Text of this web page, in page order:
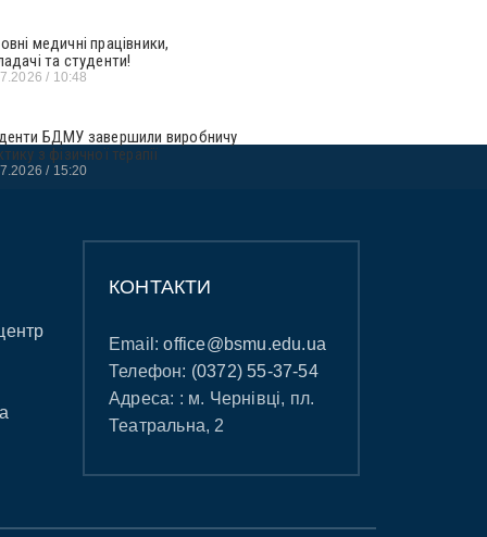
медичні працівники,
та студенти!
10:48
БДМУ завершили виробничу
з фізичної терапії
15:20
КОНТАКТИ
Email:office@bsmu.edu.ua
Телефон: (0372) 55-37-54
Адреса: : м. Чернівці, пл.
Театральна, 2